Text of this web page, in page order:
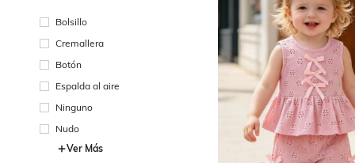
Bolsillo
Cremallera
Botón
Espalda al aire
Ninguno
Nudo
Ver Más